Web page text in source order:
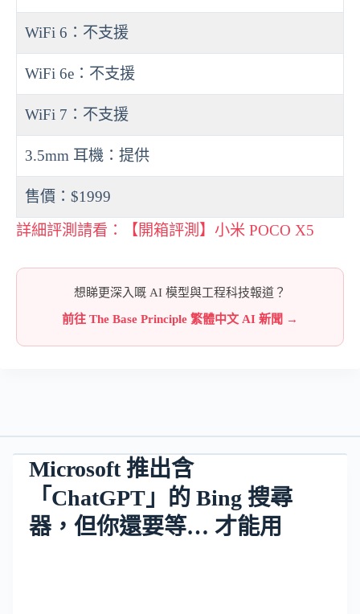
WiFi 6：不支援
WiFi 6e：不支援
WiFi 7：不支援
3.5mm 耳機：提供
售價：$1999
詳細評測請看：【開箱評測】小米 POCO X5
想睇更深入嘅 AI 模型與工程科技報道？
前往 The Base Principle 繁體中文 AI 新聞 →
Microsoft 推出含
「ChatGPT」的 Bing 搜尋
器，但你還要等… 才能用